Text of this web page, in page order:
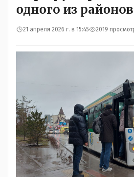
одного из
21 апреля 2026 г. в 15:45 2019